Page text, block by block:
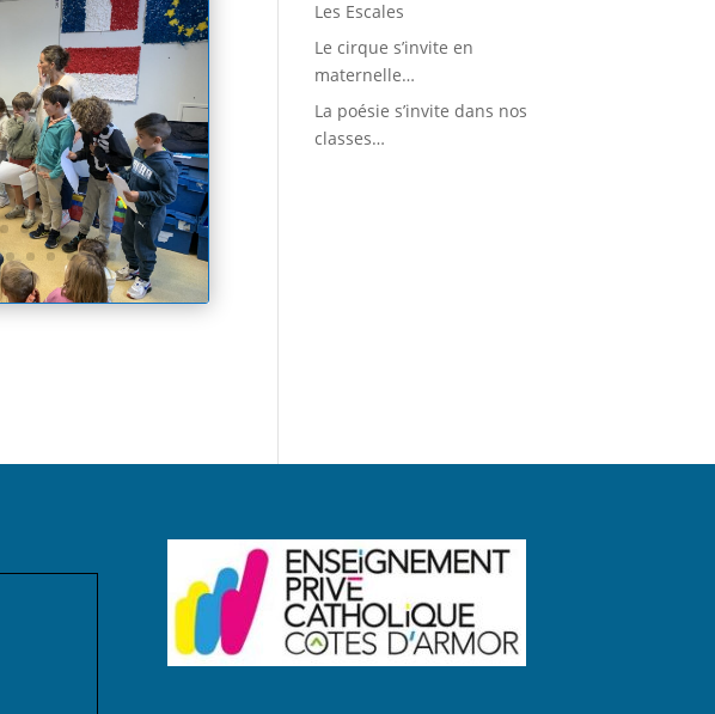
Les Escales
Le cirque s’invite en
maternelle…
La poésie s’invite dans nos
classes…